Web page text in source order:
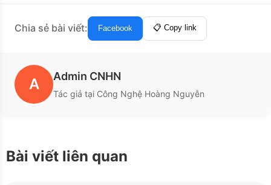
Chia sẻ bài viết: Facebook 📋 Copy link
A Admin CNHN
Tác giả tại Công Nghệ Hoàng Nguyễn
Bài viết liên quan